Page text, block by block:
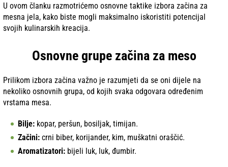
U ovom članku razmotrićemo osnovne taktike izbora začina za
mesna jela, kako biste mogli maksimalno iskoristiti potencijal
svojih kulinarskih kreacija.
Osnovne grupe začina za meso
Prilikom izbora začina važno je razumjeti da se oni dijele na
nekoliko osnovnih grupa, od kojih svaka odgovara određenim
vrstama mesa.
Bilje: kopar, peršun, bosiljak, timijan.
Začini: crni biber, korijander, kim, muškatni oraščić.
Aromatizatori: bijeli luk, luk, đumbir.